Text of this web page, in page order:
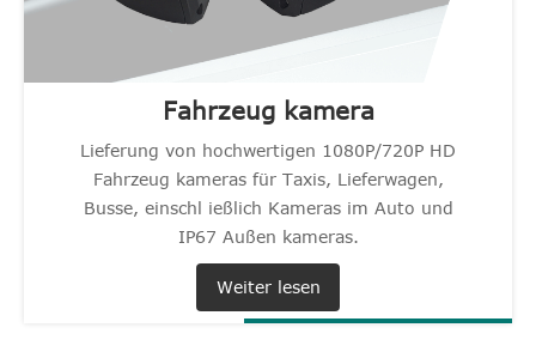
Fahrzeug kamera
Lieferung von hochwertigen 1080P/720P HD
Fahrzeug kameras für Taxis, Lieferwagen,
Busse, einschl ießlich Kameras im Auto und
IP67 Außen kameras.
Weiter lesen